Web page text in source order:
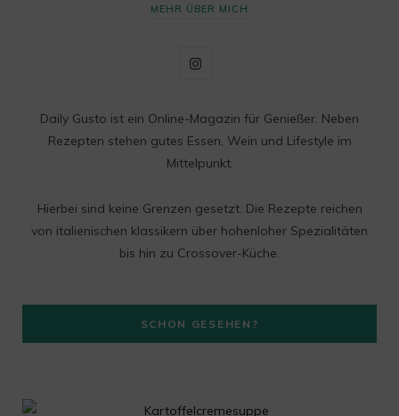
MEHR ÜBER MICH
I
s
t
g
r
m
Daily Gusto ist ein Online-Magazin für Genießer. Neben
Rezepten stehen gutes Essen, Wein und Lifestyle im
Mittelpunkt.
Hierbei sind keine Grenzen gesetzt. Die Rezepte reichen
von italienischen klassikern über hohenloher Spezialitäten
bis hin zu Crossover-Küche.
SCHON GESEHEN?